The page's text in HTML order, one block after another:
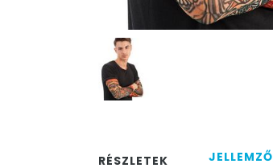
RÉSZLETEK